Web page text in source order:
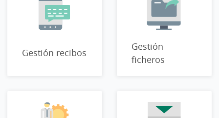
Gestión recibos
Gestión
ficheros